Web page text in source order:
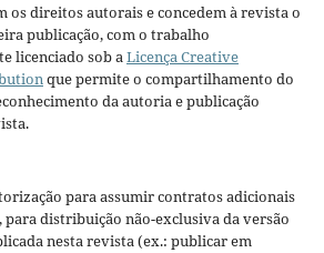
os direitos autorais e concedem à revista o
publicação, com o trabalho
licenciado sob aLicença Creative
que permite o compartilhamento do
da autoria e publicação
para assumir contratos adicionais
para distribuição não-exclusiva da versão
nesta revista (ex.: publicar em